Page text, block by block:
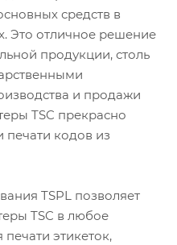
средств в
Это отличное решение
продукции, столь
и продажи
TSC прекрасно
печати кодов из
TSPL позволяет
TSC в любое
этикеток,